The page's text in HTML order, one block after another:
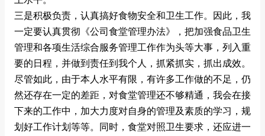
三是积极负责，认真搞好食物安全和卫生工作。因此，我
一定要认真贯彻《公司食堂管理办法》，把加强食品卫生
管理和各项生活综合服务管理工作作为头等大事，列入重
要的日程，并做到责任到我个人，抓紧抓实，抓出成效。
尽管如此，由于本人水平有限，有许多工作做的不足，仍
然还存在一定的差距，对食堂管理还不够精通，我会在接
下来的工作中，加大力度对自身的管理及素质的学习，规
划好工作计划等等。同时，食堂对照卫生要求，还应进一